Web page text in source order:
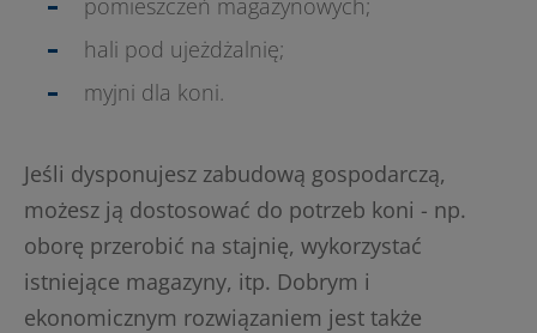
pomieszczeń magazynowych;
hali pod ujeżdżalnię;
myjni dla koni.
Jeśli dysponujesz zabudową gospodarczą,
możesz ją dostosować do potrzeb koni - np.
oborę przerobić na stajnię, wykorzystać
istniejące magazyny, itp. Dobrym i
ekonomicznym rozwiązaniem jest także